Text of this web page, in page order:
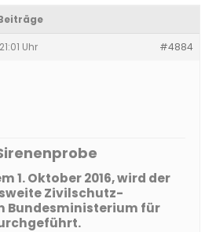
Uhr #4884
1. Oktober 2016, wird der
Zivilschutz-
Bundesministerium für